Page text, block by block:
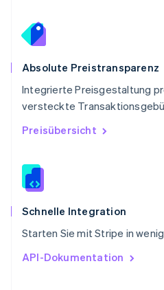
Absolute Preistransparenz
Integrierte Preisgestaltung
versteckte
Preisübersicht
Schnelle Integration
Starten Sie mit Stripe in
API-Dokumentation
Deutsch
Singapur
English
Slowakei
Slowenien
EnglishItaliano
Sonderverwaltungsregion
Spanien
Thailand
ไทยEnglish
English
English